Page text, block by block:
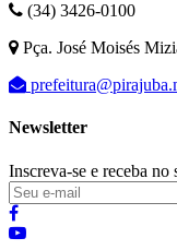
(34) 3426-0100
Pça. José Moisés
Newsletter
Inscreva-se e receba no